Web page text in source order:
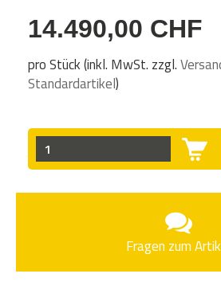
14.490,00 CHF
pro Stück (inkl. MwSt. zzgl.
Standardartikel)
Fragen zum